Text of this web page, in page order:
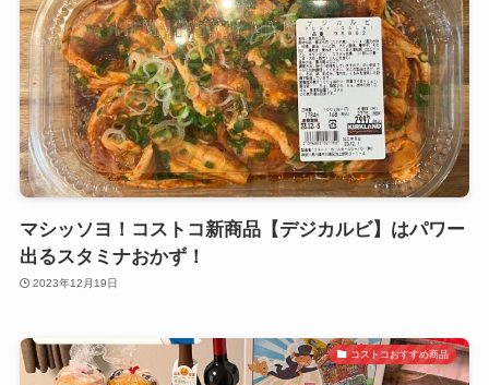
マシッソヨ！コストコ新商品【デジカルビ】はパワー
出るスタミナおかず！
2023年12月19日
コストコおすすめ商品